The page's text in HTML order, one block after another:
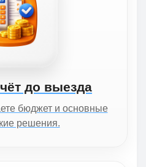
до выезда
бюджет и основные
решения.